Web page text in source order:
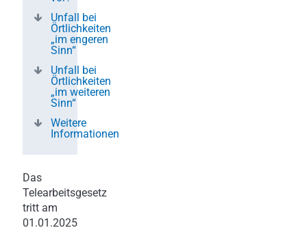
Unfall bei
Örtlichkeiten
„im engeren
Sinn“
Unfall bei
Örtlichkeiten
„im weiteren
Sinn“
Weitere
Informationen
Das
Telearbeitsgesetz
tritt am
01.01.2025